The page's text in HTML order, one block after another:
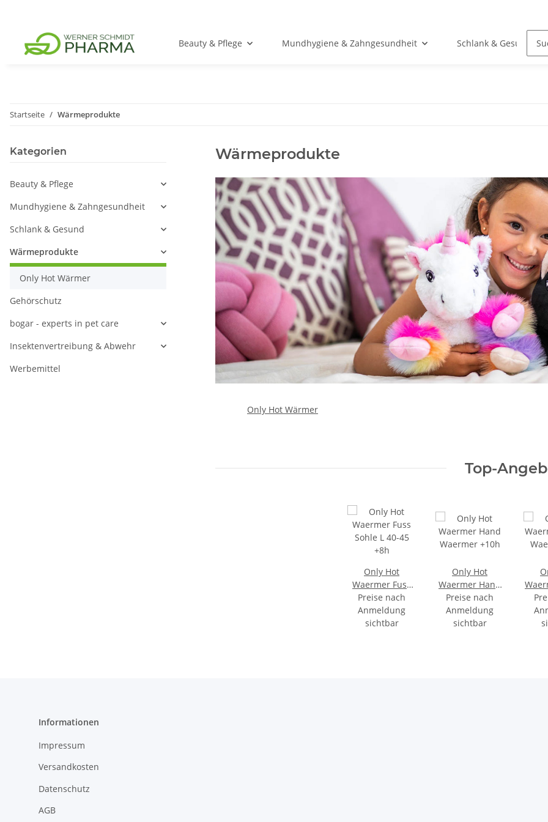
Beauty & Pflege Mundhygiene & Zahngesundheit Schlank & Gesund
Startseite Wärmeprodukte
Wärmeprodukte
Only Hot Wärmer
Top-
Only Hot
Waermer Fuss
Sohle L 40-45
+8h
Preise nach
Anmeldung
sichtbar
Only Hot
Waermer Hand
Waermer +10h
Preise nach
Anmeldung
sichtbar
Kategorien
Beauty & Pflege
Mundhygiene & Zahngesundheit
Schlank & Gesund
Wärmeprodukte
Only Hot Wärmer
Gehörschutz
bogar - experts in pet care
Insektenvertreibung & Abwehr
Werbemittel
Informationen
Impressum
Versandkosten
Datenschutz
AGB